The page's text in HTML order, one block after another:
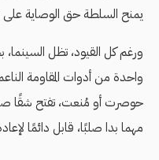
يمنح السلطة حق الوصاية على
ورغم كل القيود، تظل السينما،
واحدة من أدوات المقاومة
حوصرت أو مُنعت، تفتح شقًا
مهما بدا صلبًا، قابل دائمًا